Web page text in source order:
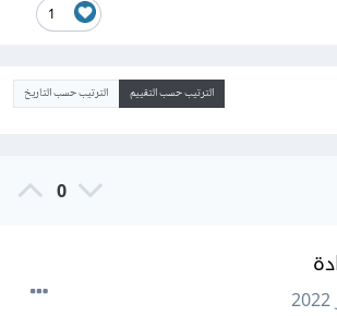
1
الترتيب حسب التقييم الترتيب حسب التاريخ
0